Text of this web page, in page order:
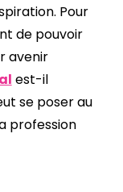
Pour
de pouvoir
avenir
est-il
se poser au
profession